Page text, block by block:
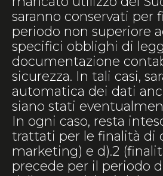
saranno conservati
periodo non superiore
specifici obblighi di
documentazione
sicurezza. In tali casi,
automatica dei dati
siano stati
In ogni caso, resta
trattati per le finalità di
marketing) e d).2
precede per il periodo